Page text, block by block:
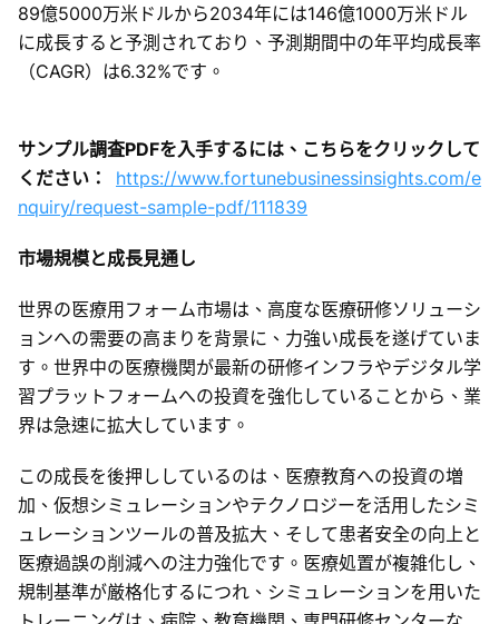
89億5000万米ドルから2034年には146億1000万米ドル
に成長すると予測されており、予測期間中の年平均成長率
（CAGR）は6.32%です。
サンプル調査PDFを入手するには、こちらをクリックして
ください： https://www.fortunebusinessinsights.com/e
nquiry/request-sample-pdf/111839
市場規模と成長見通し
世界の医療用フォーム市場は、高度な医療研修ソリューシ
ョンへの需要の高まりを背景に、力強い成長を遂げていま
す。世界中の医療機関が最新の研修インフラやデジタル学
習プラットフォームへの投資を強化していることから、業
界は急速に拡大しています。
この成長を後押ししているのは、医療教育への投資の増
加、仮想シミュレーションやテクノロジーを活用したシミ
ュレーションツールの普及拡大、そして患者安全の向上と
医療過誤の削減への注力強化です。医療処置が複雑化し、
規制基準が厳格化するにつれ、シミュレーションを用いた